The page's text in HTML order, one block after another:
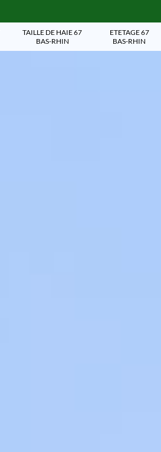
TAILLE DE HAIE 67
BAS-RHIN
ETETAGE 67
BAS-RHIN